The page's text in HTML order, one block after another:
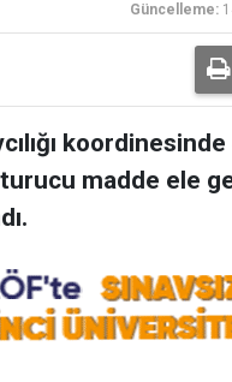
Güncelleme:
koordinesinde
madde ele